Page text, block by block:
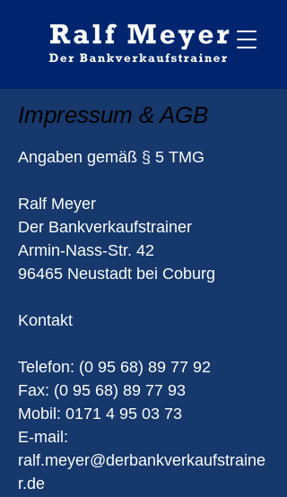
Impressum & AGB
Angaben gemäß § 5 TMG
Ralf Meyer
Der Bankverkaufstrainer
Armin-Nass-Str. 42
96465 Neustadt bei Coburg
Kontakt
Telefon: (0 95 68) 89 77 92
Fax: (0 95 68) 89 77 93
Mobil: 0171 4 95 03 73
E-mail:
ralf.meyer@derbankverkaufstraine
r.de